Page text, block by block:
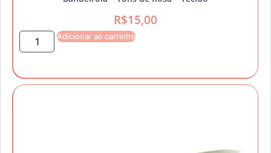
R$15,00
Adicionar ao carrinho